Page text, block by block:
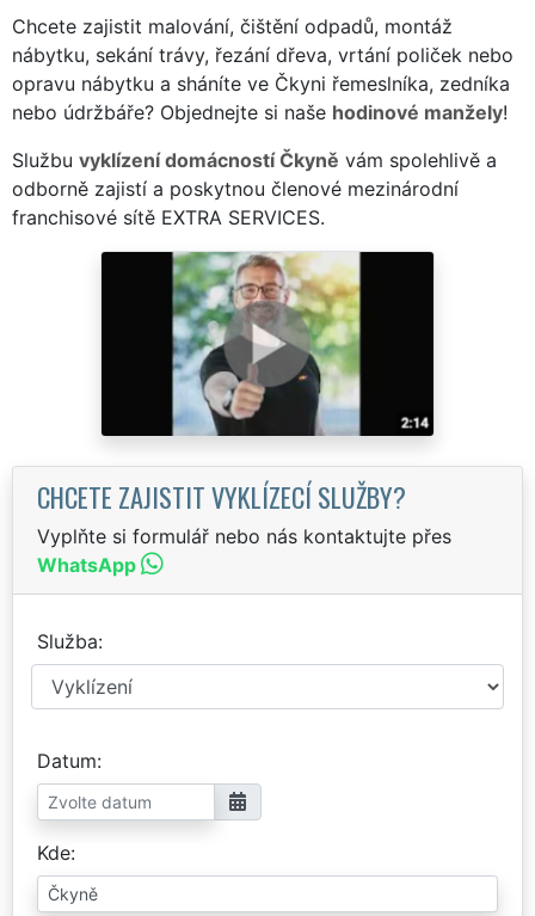
Chcete zajistit malování, čištění odpadů, montáž
nábytku, sekání trávy, řezání dřeva, vrtání poliček nebo
opravu nábytku a sháníte ve Čkyni řemeslníka, zedníka
nebo údržbáře? Objednejte si naše hodinové manžely!
Službu vyklízení domácností Čkyně vám spolehlivě a
odborně zajistí a poskytnou členové mezinárodní
franchisové sítě EXTRA SERVICES.
CHCETE ZAJISTIT VYKLÍZECÍ SLUŽBY?
Vyplňte si formulář nebo nás kontaktujte přes
WhatsApp
Služba
Datum
Kde